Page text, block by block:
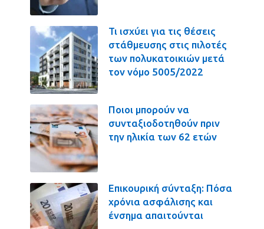
Τι ισχύει για τις θέσεις
στάθμευσης στις πιλοτές
των πολυκατοικιών μετά
τον νόμο 5005/2022
Ποιοι μπορούν να
συνταξιοδοτηθούν πριν
την ηλικία των 62 ετών
Επικουρική σύνταξη: Πόσα
χρόνια ασφάλισης και
ένσημα απαιτούνται